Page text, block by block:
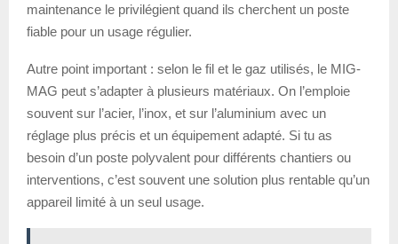
maintenance le privilégient quand ils cherchent un poste
fiable pour un usage régulier.
Autre point important : selon le fil et le gaz utilisés, le MIG-
MAG peut s’adapter à plusieurs matériaux. On l’emploie
souvent sur l’acier, l’inox, et sur l’aluminium avec un
réglage plus précis et un équipement adapté. Si tu as
besoin d’un poste polyvalent pour différents chantiers ou
interventions, c’est souvent une solution plus rentable qu’un
appareil limité à un seul usage.